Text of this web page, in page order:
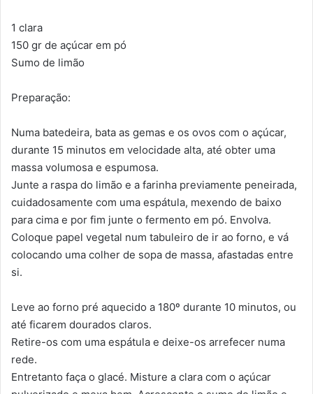
1 clara
150 gr de açúcar em pó
Sumo de limão
Preparação:
Numa batedeira, bata as gemas e os ovos com o açúcar,
durante 15 minutos em velocidade alta, até obter uma
massa volumosa e espumosa.
Junte a raspa do limão e a farinha previamente peneirada,
cuidadosamente com uma espátula, mexendo de baixo
para cima e por fim junte o fermento em pó. Envolva.
Coloque papel vegetal num tabuleiro de ir ao forno, e vá
colocando uma colher de sopa de massa, afastadas entre
si.
Leve ao forno pré aquecido a 180º durante 10 minutos, ou
até ficarem dourados claros.
Retire-os com uma espátula e deixe-os arrefecer numa
rede.
Entretanto faça o glacé. Misture a clara com o açúcar